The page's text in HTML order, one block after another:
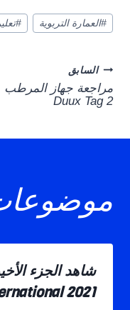
وسوم
المقال:
#العمارة التربوية #
Post
navigation
السابق
مراجعة جهاز المرطب
Duux Tag 2
شاهد الجزء
2021